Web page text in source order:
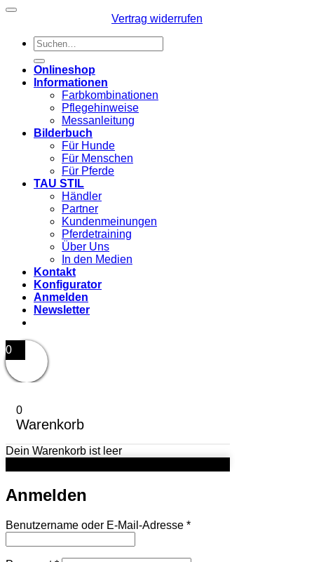
Vertrag widerrufen
Suchen
nach:
Onlineshop
Informationen
Farbkombinationen
Pflegehinweise
Messanleitung
Bilderbuch
Für Hunde
Für Menschen
Für Pferde
TAU STIL
Händler
Partner
Kundenmeinungen
Pferdetraining
Über Uns
In den Medien
Kontakt
Konfigurator
Anmelden
Newsletter
0
0
Warenkorb
Dein Warenkorb ist leer
Anmelden
Benutzername oder E-Mail-Adresse *Erforderlich